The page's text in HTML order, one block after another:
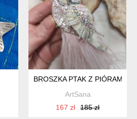
BROSZKA PTAK Z PIÓRAMI –
ArtSana
167 zł
185 zł